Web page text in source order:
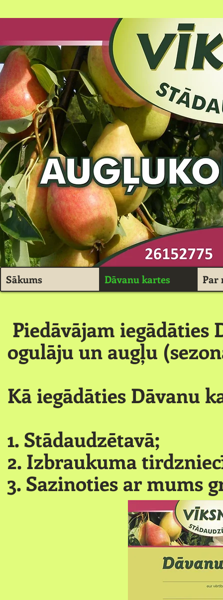
Sākums Dāvanu kartes Par
Piedāvājam iegādāties
ogulāju un augļu
Kā iegādāties Dāvanu
1. Stādaudzētavā;
2. Izbraukuma
3. Sazinoties ar mums